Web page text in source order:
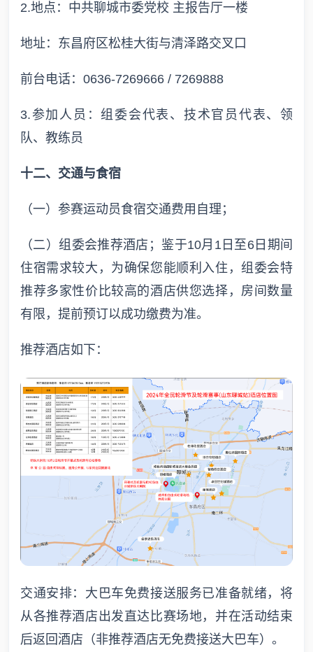
2.地点：中共聊城市委党校 主报告厅一楼
地址：东昌府区松桂大街与清泽路交叉口
前台电话：0636-7269666 / 7269888
3.参加人员：组委会代表、技术官员代表、领
队、教练员
十二、交通与食宿
（一）参赛运动员食宿交通费用自理；
（二）组委会推荐酒店；鉴于10月1日至6日期间
住宿需求较大，为确保您能顺利入住，组委会特
推荐多家性价比较高的酒店供您选择，房间数量
有限，提前预订以成功缴费为准。
推荐酒店如下：
交通安排：大巴车免费接送服务已准备就绪，将
从各推荐酒店出发直达比赛场地，并在活动结束
后返回酒店（非推荐酒店无免费接送大巴车）。